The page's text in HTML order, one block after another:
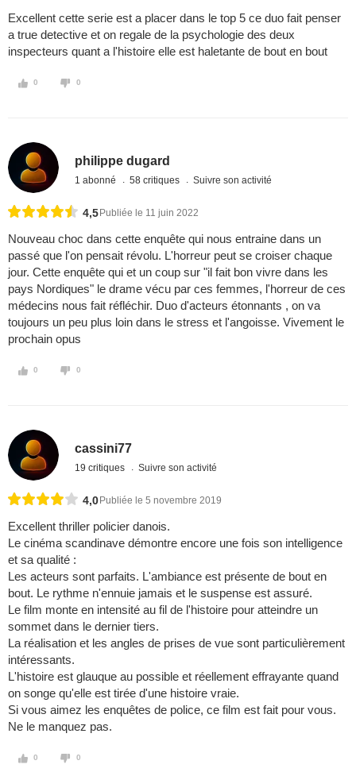
Excellent cette serie est a placer dans le top 5 ce duo fait penser
a true detective et on regale de la psychologie des deux
inspecteurs quant a l'histoire elle est haletante de bout en bout
0 0
philippe dugard
1 abonné 58 critiques Suivre son activité
4,5 Publiée le 11 juin 2022
Nouveau choc dans cette enquête qui nous entraine dans un
passé que l'on pensait révolu. L'horreur peut se croiser chaque
jour. Cette enquête qui et un coup sur "il fait bon vivre dans les
pays Nordiques" le drame vécu par ces femmes, l'horreur de ces
médecins nous fait réfléchir. Duo d'acteurs étonnants , on va
toujours un peu plus loin dans le stress et l'angoisse. Vivement le
prochain opus
0 0
cassini77
19 critiques Suivre son activité
4,0 Publiée le 5 novembre 2019
Excellent thriller policier danois.
Le cinéma scandinave démontre encore une fois son intelligence
et sa qualité :
Les acteurs sont parfaits. L'ambiance est présente de bout en
bout. Le rythme n'ennuie jamais et le suspense est assuré.
Le film monte en intensité au fil de l'histoire pour atteindre un
sommet dans le dernier tiers.
La réalisation et les angles de prises de vue sont particulièrement
intéressants.
L'histoire est glauque au possible et réellement effrayante quand
on songe qu'elle est tirée d'une histoire vraie.
Si vous aimez les enquêtes de police, ce film est fait pour vous.
Ne le manquez pas.
0 0